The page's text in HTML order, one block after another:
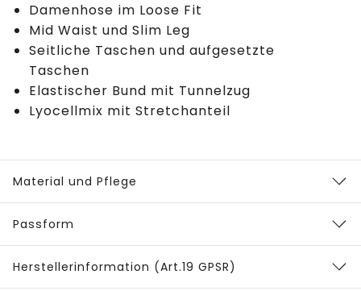
Damenhose im Loose Fit
Mid Waist und Slim Leg
Seitliche Taschen und aufgesetzte
Taschen
Elastischer Bund mit Tunnelzug
Lyocellmix mit Stretchanteil
Material und Pflege
Passform
Herstellerinformation (Art.19 GPSR)